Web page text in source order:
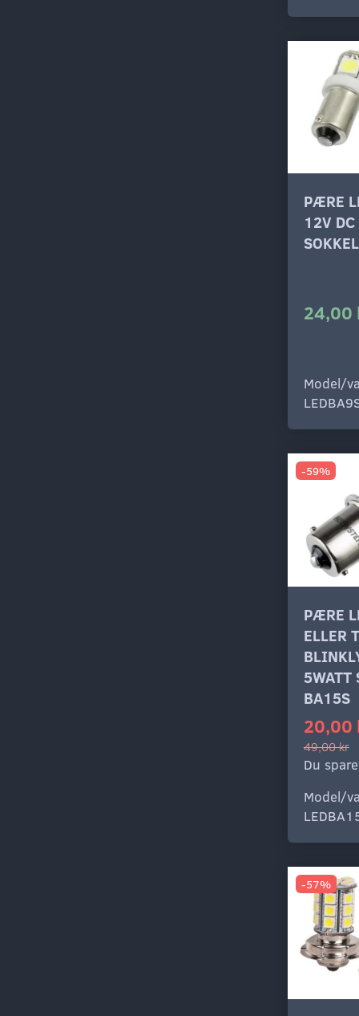
PÆRE
12V
24,00
Model/
-59%
PÆRE
ELLER
5WATT
BA15S
20,00
49,00 kr
Du
Model/
-57%